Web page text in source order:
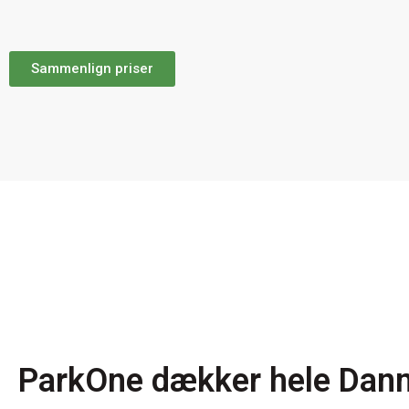
Sammenlign priser
ParkOne dækker hele